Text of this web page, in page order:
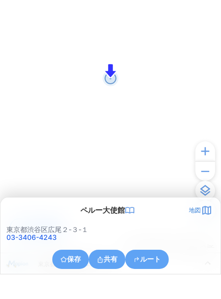
ペルー大使館 地図
東京都渋谷区広尾２-３-１
03-3406-4243
保存 共有 ルート
東京都港区西麻布２丁目２１
アプリで見る